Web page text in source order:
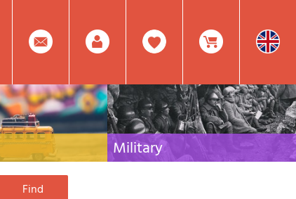
0
Item(s)
Facebook
Create
literature for Italy,
the world
Military
Collection of the best publications (books and